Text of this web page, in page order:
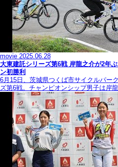
movie 2025.06.28
大東建託シリーズ第6戦 岸龍之介が2年
ン初勝利
6月15日、茨城県つくば市サイクルパー
ズ第6戦。チャンピオンシップ男子は岸